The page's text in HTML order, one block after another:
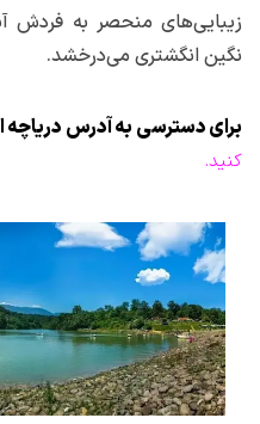
زیبایی‌های منحصر به‌ فردش
نگین انگشتری می‌درخشد.
برای دسترسی به آدرس دریاچه
کنید.